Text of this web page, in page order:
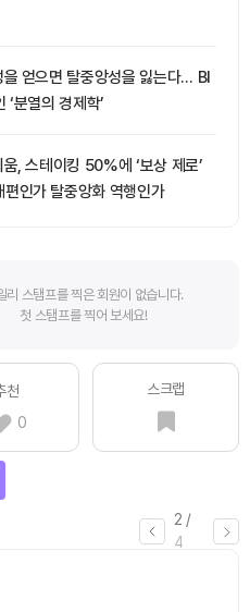
얻으면 탈중앙성을 잃는다… BI
‘분열의 경제학’
, 스테이킹 50%에 ‘보상 제로’
인가 탈중앙화 역행인가
리 스탬프를 찍은 회원이 없습니다.
첫 스탬프를 찍어 보세요!
천
0
스크랩
2 /
4